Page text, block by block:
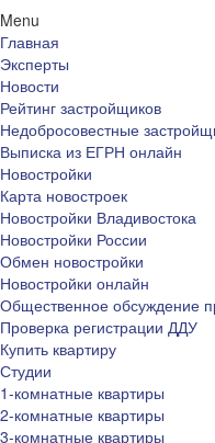
Menu
Главная
Эксперты
Новости
Рейтинг застройщиков
Недобросовестные
Выписка из ЕГРН онлайн
Новостройки
Карта новостроек
Новостройки Владивостока
Новостройки России
Обмен новостройки
Новостройки онлайн
Общественное обсуждение
Проверка регистрации ДДУ
Купить квартиру
Студии
1-комнатные квартиры
2-комнатные квартиры
3-комнатные квартиры